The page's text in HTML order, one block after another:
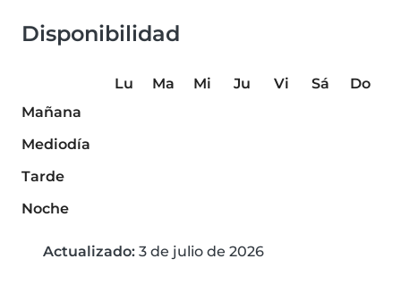
Disponibilidad
Lu Ma Mi Ju Vi Sá
Do
Mañana
Mediodía
Tarde
Noche
Actualizado: 3 de julio de 2026